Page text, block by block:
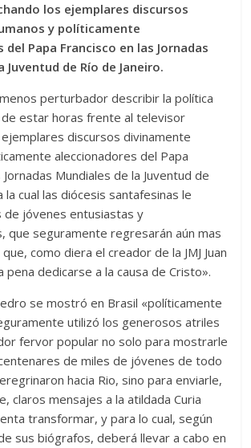
los ejemplares discursos
y políticamente
Papa Francisco en las Jornadas
Juventud de Río de Janeiro.
perturbador describir la política
estar horas frente al televisor
discursos divinamente
aleccionadores del Papa
Jornadas Mundiales de la Juventud de
la cual las diócesis santafesinas le
de jóvenes entusiastas y
que seguramente regresarán aún mas
como diera el creador de la JMJ Juan
pena dedicarse a la causa de Cristo».
se mostró en Brasil «políticamente
utilizó los generosos atriles
fervor popular no solo para mostrarle
de miles de jóvenes de todo
hacia Rio, sino para enviarle,
claros mensajes a la atildada Curia
transformar, y para lo cual, según
sus biógrafos, deberá llevar a cabo en